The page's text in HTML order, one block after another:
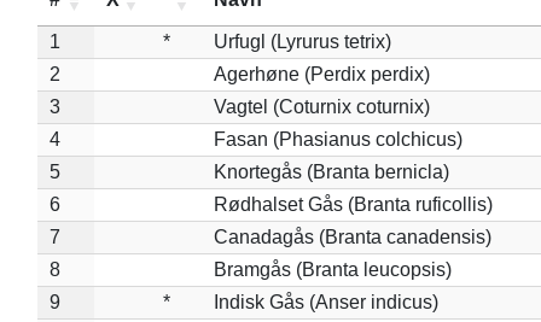
1 *
Urfugl (Lyrurus tetrix)
2
Agerhøne (Perdix perdix)
3
Vagtel (Coturnix coturnix)
4
Fasan (Phasianus colchicus)
5
Knortegås (Branta bernicla)
6
Rødhalset Gås (Branta ruficollis)
7
Canadagås (Branta canadensis)
8
Bramgås (Branta leucopsis)
9
*
Indisk Gås (Anser indicus)